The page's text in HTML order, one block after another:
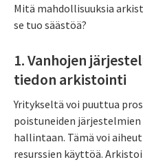
Mitä mahdollisuuksia
se tuo säästöä?
1. Vanhojen
tiedon arkistointi
Yritykseltä voi puuttua
poistuneiden
hallintaan. Tämä voi
resurssien käyttöä.